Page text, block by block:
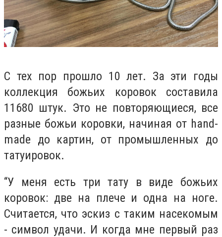
С тех пор прошло 10 лет. За эти годы
коллекция божьих коровок составила
11680 штук. Это не повторяющиеся, все
разные божьи коровки, начиная от hand-
made до картин, от промышленных до
татуировок.
“У меня есть три тату в виде божьих
коровок: две на плече и одна на ноге.
Считается, что эскиз с таким насекомым
- символ удачи. И когда мне первый раз